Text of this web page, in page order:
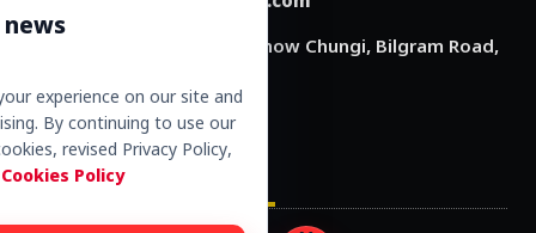
Vibrant News 24, Lucknow Chungi, Bilgram Road,
Working Hours: 24x7
Social Media
experience on our site and
By continuing to use our
revised Privacy Policy,
Policy